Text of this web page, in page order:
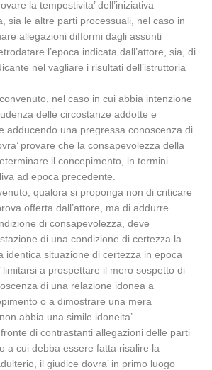
la tempestivita’ dell’iniziativa
sia le altre parti processuali, nel caso in
allegazioni difformi dagli assunti
l’epoca indicata dall’attore, sia, di
nel vagliare i risultati dell’istruttoria
nel caso in cui abbia intenzione
delle circostanze addotte e
adducendo una pregressa conoscenza di
provare che la consapevolezza della
il concepimento, in termini
ad epoca precedente.
qualora si proponga non di criticare
offerta dall’attore, ma di addurre
di consapevolezza, deve
di una condizione di certezza la
identica situazione di certezza in epoca
limitarsi a prospettare il mero sospetto di
di una relazione idonea a
o a dimostrare una mera
abbia una simile idoneita’.
di contrastanti allegazioni delle parti
a cui debba essere fatta risalire la
il giudice dovra’ in primo luogo